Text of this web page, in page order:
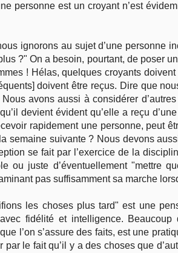
personne est un croyant n’est
ignorons au sujet d’une personne
?" On a besoin, pourtant, de poser
! Hélas, quelques croyants
doivent être reçus. Dire que
avons aussi à considérer
devient évident qu’elle a reçu
rapidement une personne, peut
semaine suivante ? Nous devons
se fait par l’exercice de la
ou juste d’éventuellement "mettre
pas suffisamment sa marche
les choses plus tard" est une
fidélité et intelligence.
l’on s’assure des faits, est une
le fait qu’il y a des choses que